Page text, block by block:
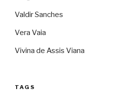
Valdir Sanches
Vera Vaia
Vivina de Assis Viana
TAGS